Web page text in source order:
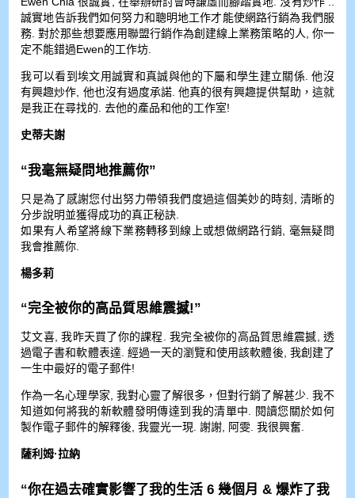
誠實地告訴我們如何努力和聰明地工作才能使網路行銷為我們服
務. 對於那些想要應用聯盟行銷作為創建線上業務策略的人, 你一
定不能錯過Ewen的工作坊.
我可以看到埃文用誠實和真誠與他的下屬和學生建立關係. 他沒
有興趣炒作, 他也沒有過度承諾. 他真的很有興趣提供幫助，這就
是我正在尋找的. 去他的產品和他的工作室!
史蒂夫謝
“我毫無疑問地推薦你”
只是為了感謝您付出努力帶領我們度過這個美妙的時刻, 清晰的
分步說明並獲得成功的真正秘訣.
如果有人希望將線下業務轉移到線上或想做網路行銷, 毫無疑問
我會推薦你.
楊多莉
“完全被你的高品質思維震撼!”
艾文喜, 我昨天買了你的課程. 我完全被你的高品質思維震撼, 透
過電子書和軟體表達. 經過一天的瀏覽和使用該軟體後, 我創建了
一生中最好的電子郵件!
作為一名心理學家, 我對心靈了解很多，但對行銷了解甚少. 我不
知道如何將我的新軟體發明傳達到我的清單中. 閱讀您關於如何
製作電子郵件的解釋後, 我靈光一現. 謝謝, 阿雯. 我很興奮.
薩利姆·拉納
“你在過去確實影響了我的生活 6 幾個月 & 爆炸了我